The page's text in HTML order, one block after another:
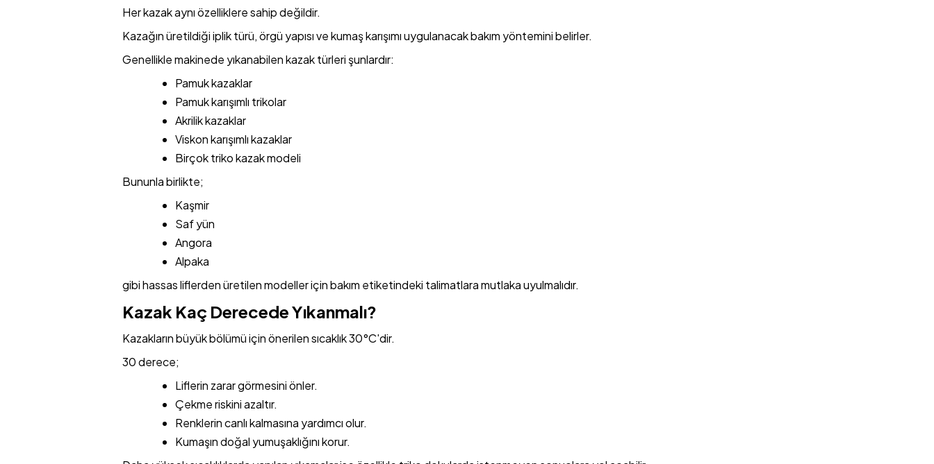
Her kazak aynı özelliklere sahip değildir.
Kazağın üretildiği iplik türü, örgü yapısı ve kumaş karışımı uygulanacak bakım yöntemini belirler.
Genellikle makinede yıkanabilen kazak türleri şunlardır:
Pamuk kazaklar
Pamuk karışımlı trikolar
Akrilik kazaklar
Viskon karışımlı kazaklar
Birçok triko kazak modeli
Bununla birlikte;
Kaşmir
Saf yün
Angora
Alpaka
gibi hassas liflerden üretilen modeller için bakım etiketindeki talimatlara mutlaka uyulmalıdır.
Kazak Kaç Derecede Yıkanmalı?
Kazakların büyük bölümü için önerilen sıcaklık 30°C'dir.
30 derece;
Liflerin zarar görmesini önler.
Çekme riskini azaltır.
Renklerin canlı kalmasına yardımcı olur.
Kumaşın doğal yumuşaklığını korur.